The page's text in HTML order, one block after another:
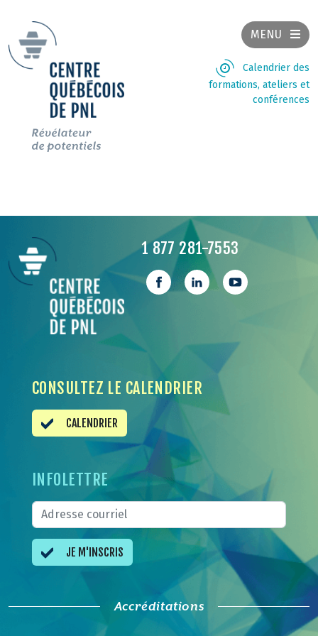
MENU
Calendrier des
formations, ateliers et
conférences
1 877 281-7553
CONSULTEZ LE CALENDRIER
CALENDRIER
INFOLETTRE
JE M'INSCRIS
Accréditations